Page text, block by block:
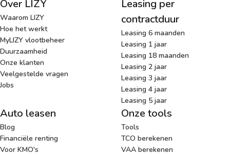
Over LIZY
Waarom LIZY
Hoe het werkt
MyLIZY vlootbeheer
Duurzaamheid
Onze klanten
Veelgestelde vragen
Jobs
Leasing per
contractduur
Leasing 6 maanden
Leasing 1 jaar
Leasing 18 maanden
Leasing 2 jaar
Leasing 3 jaar
Leasing 4 jaar
Leasing 5 jaar
Auto leasen
Blog
Financiële renting
Voor KMO's
Onze tools
Tools
TCO berekenen
VAA berekenen